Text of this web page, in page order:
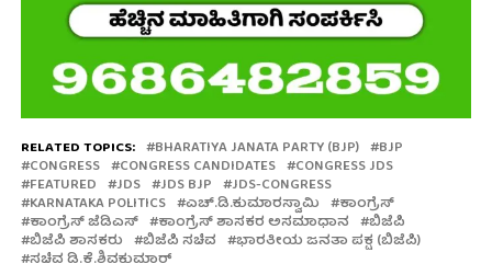
RELATED TOPICS: BHARATIYA JANATA PARTY (BJP) BJP
CONGRESS CONGRESS CANDIDATES CONGRESS JDS
FEATURED JDS JDS BJP JDS-CONGRESS
KARNATAKA POLITICS ಎಚ್.ಡಿ.ಕುಮಾರಸ್ವಾಮಿ ಕಾಂಗ್ರೆಸ್
ಕಾಂಗ್ರೆಸ್ ಜೆಡಿಎಸ್ ಕಾಂಗ್ರೆಸ್ ಶಾಸಕರ ಅಸಮಾಧಾನ ಬಿಜೆಪಿ
ಬಿಜೆಪಿ ಶಾಸಕರು ಬಿಜೆಪಿ ಸಚಿವ ಭಾರತೀಯ ಜನತಾ ಪಕ್ಷ (ಬಿಜೆಪಿ)
ಸಚಿವ ಡಿ.ಕೆ.ಶಿವಕುಮಾರ್